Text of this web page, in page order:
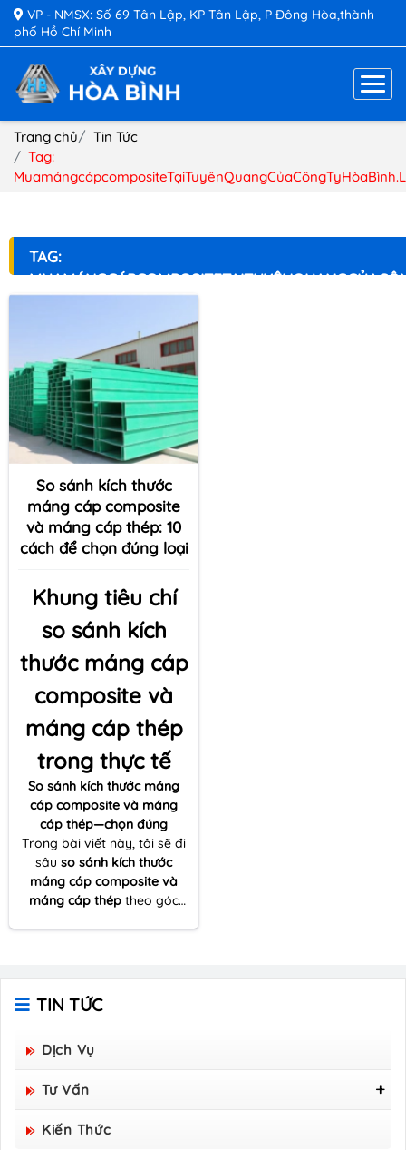
VP - NMSX: Số 69 Tân Lập, KP Tân Lập, P Đông Hòa,thành
phố Hồ Chí Minh
Trang chủ
Tin Tức
Tag:
TAG:
So sánh kích thước
máng cáp composite
và máng cáp thép: 10
cách để chọn đúng loại
Khung tiêu chí
so sánh kích
thước máng cáp
composite và
máng cáp thép
trong thực tế
So sánh kích thước máng
cáp composite và máng
cáp thép—chọn đúng
Trong bài viết này, tôi sẽ đi
sâu so sánh kích thước
máng cáp composite và
máng cáp thép theo góc
khảo sát tuyến cáp đến tối
ưu vật tư và đảm bảo kỹ
thuật vận hành lâu dài.
TIN TỨC
Dịch Vụ
Tư Vấn
Tấm Sàn Grating Composite FRP - Hòa Bình
Group Sản Xuất
Kiến Thức